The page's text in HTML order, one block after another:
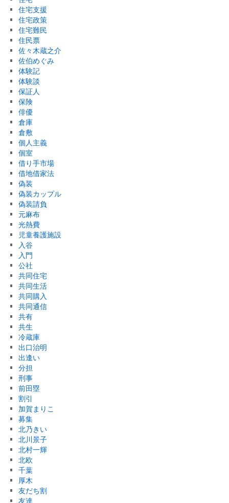
住宅支援
住宅政策
住宅難民
住民票
佐々木蔵之介
佐伯めぐみ
体験記
体験談
保証人
保険
俳優
倉庫
倉敷
個人主義
個室
借り手市場
借地借家法
偽装
偽装カップル
偽装請負
元麻布
光熱費
児童養護施設
入谷
入門
公社
共同住宅
共同生活
共同購入
共同通信
共有
共生
冷蔵庫
出口治明
出逢い
分担
刑事
前田塁
割引
加賀まりこ
募集
北乃きい
北川景子
北村一輝
北欧
千葉
厚木
友だち割
友達